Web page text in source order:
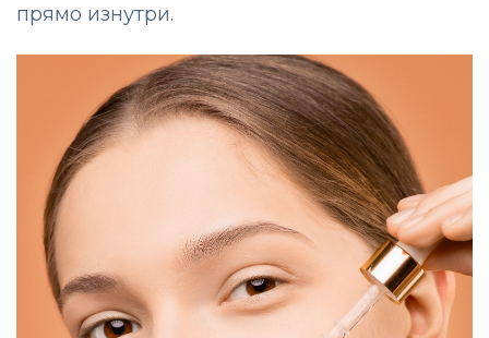
прямо изнутри.